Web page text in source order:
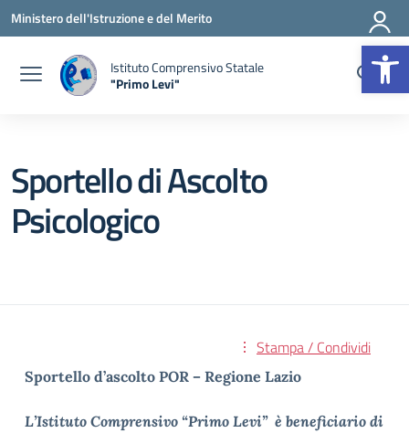
Vai ai contenuti
Vai al menu di navigazione
Vai al footer
Ministero dell'Istruzione e del Merito
Istituto Comprensivo Statale
"Primo Levi"
Sportello di Ascolto
Psicologico
Stampa / Condividi
Sportello d’ascolto POR – Regione Lazio
L’Istituto Comprensivo “Primo Levi” è beneficiario di